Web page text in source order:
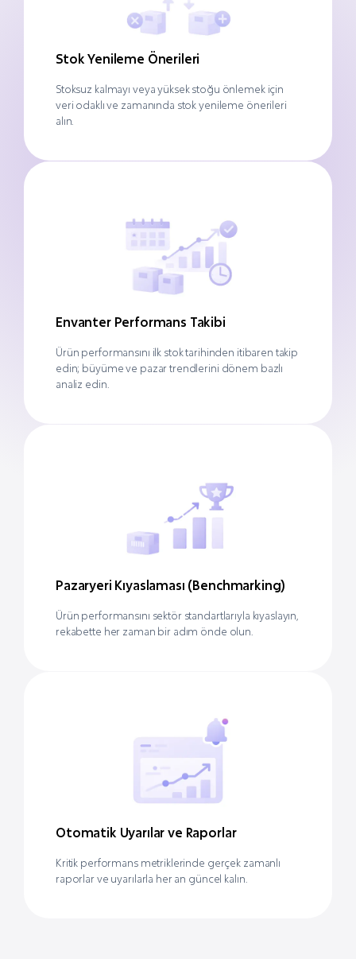
Stok Yenileme Önerileri
Stoksuz kalmayı veya yüksek stoğu önlemek için
veri odaklı ve zamanında stok yenileme önerileri
alın.
Envanter Performans Takibi
Ürün performansını ilk stok tarihinden itibaren takip
edin; büyüme ve pazar trendlerini dönem bazlı
analiz edin.
Pazaryeri Kıyaslaması (Benchmarking)
Ürün performansını sektör standartlarıyla kıyaslayın,
rekabette her zaman bir adım önde olun.
Otomatik Uyarılar ve Raporlar
Kritik performans metriklerinde gerçek zamanlı
raporlar ve uyarılarla her an güncel kalın.